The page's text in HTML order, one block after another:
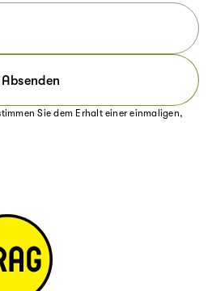
Absenden
Sie dem Erhalt einer einmaligen,